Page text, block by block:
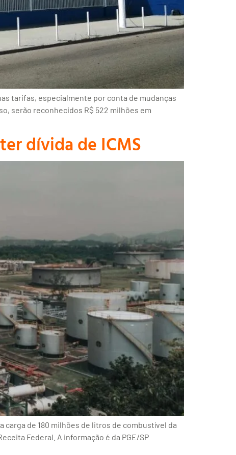
tarifas, especialmente por conta de mudanças
serão reconhecidos R$ 522 milhões em
dívida de ICMS
carga de 180 milhões de litros de combustível da
Federal. A informação é da PGE/SP